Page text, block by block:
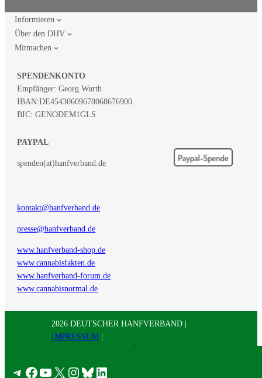
Informieren
Über den DHV
Mitmachen
SPENDENKONTO
Empfänger: Georg Wurth
IBAN:DE45430609678068676900
BIC: GENODEM1GLS
PAYPAL
spenden(at)hanfverband.de
kontakt@hanfverband.de
presse@hanfverband.de
www.hanfverband-shop.de
www.cannabisfakten.de
www.hanfverband-forum.de
www.cannabisnormal.de
2026 DEUTSCHER HANFVERBAND |
IMPRESSUM |
Telegram
Facebook
YouTube
X Instagram
Bluesky
LinkedIn